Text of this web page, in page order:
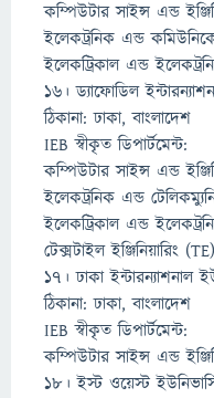
কম্পিউটার সাইন্স এন্ড
ইলেকট্রনিক এন্ড
ইলেকট্রিকাল এন্ড
১৬। ড্যাফোডিল
ঠিকানা: ঢাকা, বাংলাদেশ
IEB স্বীকৃত ডিপার্টমেন্ট:
কম্পিউটার সাইন্স এন্ড
ইলেকট্রনিক এন্ড
ইলেকট্রিকাল এন্ড
টেক্সটাইল ইঞ্জিনিয়ারিং (TE)
১৭। ঢাকা ইন্টারন্যাশনাল
ঠিকানা: ঢাকা, বাংলাদেশ
IEB স্বীকৃত ডিপার্টমেন্ট:
কম্পিউটার সাইন্স এন্ড
১৮। ইস্ট ওয়েস্ট